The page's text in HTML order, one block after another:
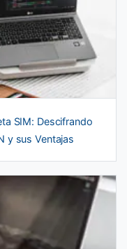
SIM: Descifrando
y sus Ventajas